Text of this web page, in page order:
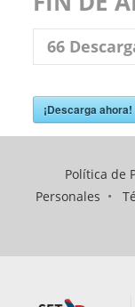
66
¡Descarga ahora!
Política de
Personales •